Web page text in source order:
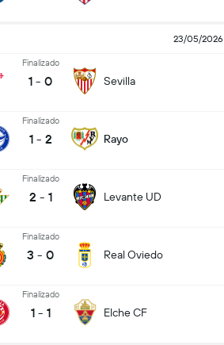
23/05/2026
Finalizado
1 - 0 Sevilla
Finalizado
1 - 2 Rayo
Finalizado
2 - 1 Levante UD
Finalizado
3 - 0 Real Oviedo
Finalizado
1 - 1 Elche CF